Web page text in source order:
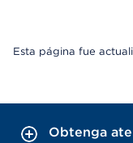
Esta página fue
Obtenga